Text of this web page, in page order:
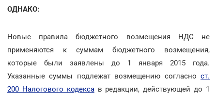
ОДНАКО:
Новые правила бюджетного возмещения НДС не
применяются к суммам бюджетного возмещения,
которые были заявлены до 1 января 2015 года.
Указанные суммы подлежат возмещению согласно ст.
200 Налогового кодексав редакции, действующей до 1